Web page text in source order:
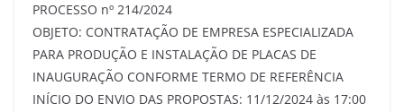
PROCESSO nº 214/2024
OBJETO: CONTRATAÇÃO DE EMPRESA ESPECIALIZADA
PARA PRODUÇÃO E INSTALAÇÃO DE PLACAS DE
INAUGURAÇÃO CONFORME TERMO DE REFERÊNCIA
INÍCIO DO ENVIO DAS PROPOSTAS: 11/12/2024 às 17:00